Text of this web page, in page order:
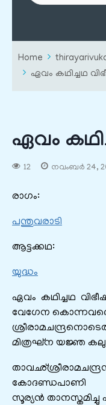
Home
ഏവം കഥിച്ചഥ
ഏവം
12 നവംബർ 24,
രാഗം:
പന്തുവരാടി
ആട്ടക്കഥ:
യുദ്ധം
ഏവം കഥിച്ചഥ
വേഗേന
മിത്രഘ്ന യജ്ഞ
കോദണ്ഡപാണി
സൂര്യന്‍